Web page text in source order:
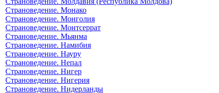
Страноведение. Монако
Страноведение. Монголия
Страноведение. Монтсеррат
Страноведение. Мьянма
Страноведение. Намибия
Страноведение. Науру
Страноведение. Непал
Страноведение. Нигер
Страноведение. Нигерия
Страноведение. Нидерланды